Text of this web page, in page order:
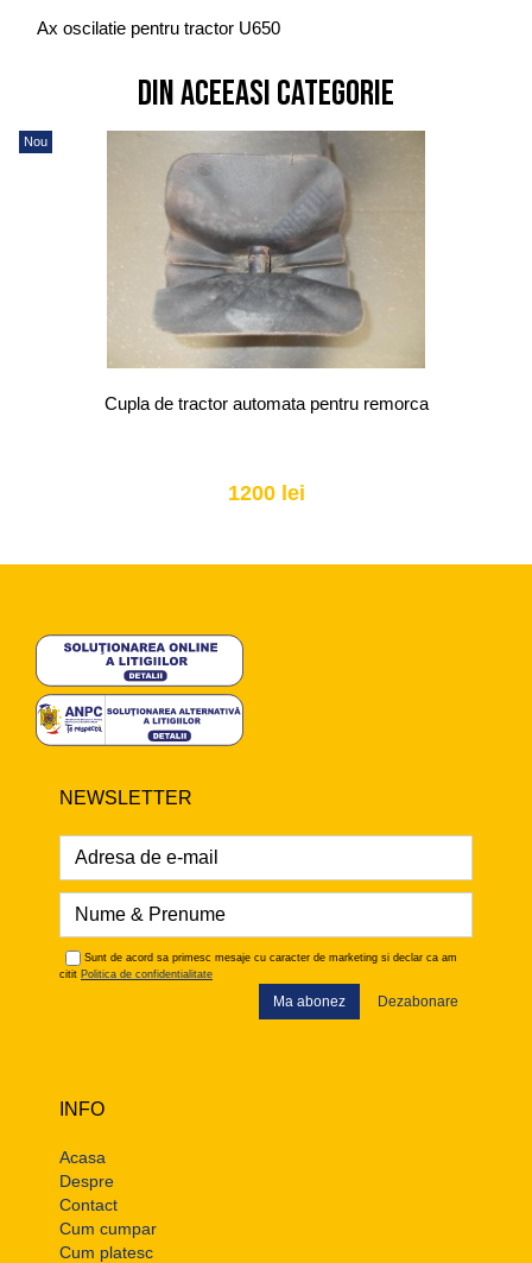
Ax oscilatie pentru tractor U650
Din aceeasi categorie
Nou
Cupla de tractor automata pentru remorca
1200 lei
NEWSLETTER
Sunt de acord sa primesc mesaje cu caracter de marketing si declar ca am
citit Politica de confidentialitate
Ma abonez Dezabonare
INFO
Acasa
Despre
Contact
Cum cumpar
Cum platesc